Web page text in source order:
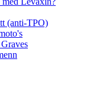
(anti-TPO)